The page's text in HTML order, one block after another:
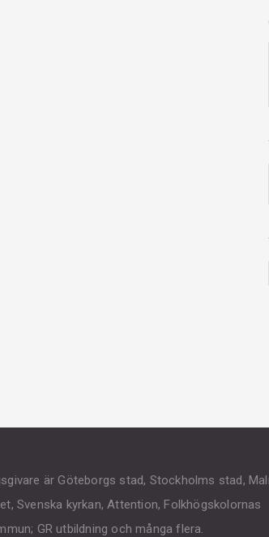
är Göteborgs stad, Stockholms stad,
Svenska kyrkan, Attention, Folkhögskolornas
GR utbildning och många flera.